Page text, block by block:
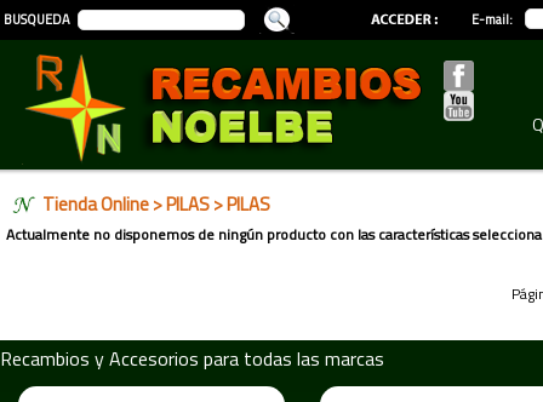
BUSQUEDA E-mail:
Tienda Online>PILAS> PILAS
Actualmente no disponemos de ningún producto con las características
Recambios y Accesorios para todas las marcas